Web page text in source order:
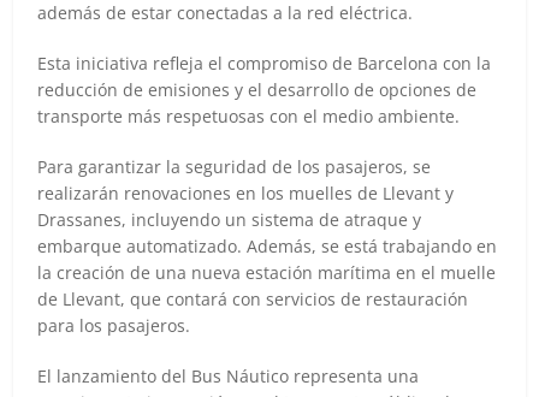
además de estar conectadas a la red eléctrica.
Esta iniciativa refleja el compromiso de Barcelona con la
reducción de emisiones y el desarrollo de opciones de
transporte más respetuosas con el medio ambiente.
Para garantizar la seguridad de los pasajeros, se
realizarán renovaciones en los muelles de Llevant y
Drassanes, incluyendo un sistema de atraque y
embarque automatizado. Además, se está trabajando en
la creación de una nueva estación marítima en el muelle
de Llevant, que contará con servicios de restauración
para los pasajeros.
El lanzamiento del Bus Náutico representa una